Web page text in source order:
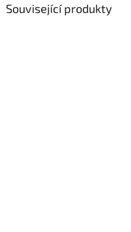
Související produkty